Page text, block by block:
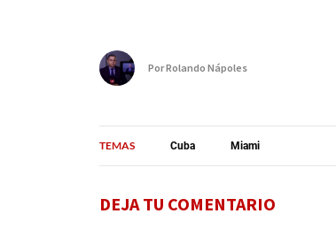
PorRolando Nápoles
TEMAS Cuba Miami
DEJA TU COMENTARIO